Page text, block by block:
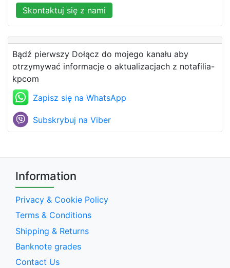
Skontaktuj się z nami
Bądź pierwszy Dołącz do mojego kanału aby
otrzymywać informacje o aktualizacjach z notafilia-
kpcom
Zapisz się na WhatsApp
Subskrybuj na Viber
Information
Privacy & Cookie Policy
Terms & Conditions
Shipping & Returns
Banknote grades
Contact Us